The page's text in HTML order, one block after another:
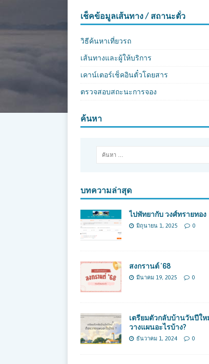
เช็คข้อมูลเส้นทาง / สถานะตั๋ว
วิธีค้นหาเที่ยวรถ
เส้นทางและผู้ให้บริการ
เคาน์เตอร์เช็คอินตั๋วโดยสาร
ตรวจสอบสถะนะการจอง
ค้นหา
บทความล่าสุด
ไปพัทยากับ วงศ์ทรายทอง
มิถุนายน 1, 2025 0
สงกรานต์ ’68
มีนาคม 19, 2025 0
เตรียมตัวกลับบ้านวันปีให
วางแผนอะไรบ้าง?
ธันวาคม 1, 2024 0